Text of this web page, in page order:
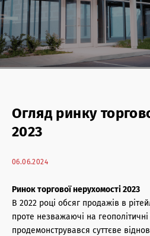
Новини
Заходи
Медіа
Житлова нерухомість:
Офісна нерухомість: агентські
Торгова нерухомість: агентські
Огляд ринку
2023
06.06.2024
Ринок торгової нерухомості 2023
В 2022 році обсяг продажів в
проте незважаючі на
продемонструвався суттєве